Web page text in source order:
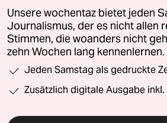
Unsere wochentaz bietet jeden
Journalismus, der es nicht allen
Stimmen, die woanders nicht
zehn Wochen lang kennenlernen.
Jeden Samstag als gedruckte
Zusätzlich digitale Ausgabe